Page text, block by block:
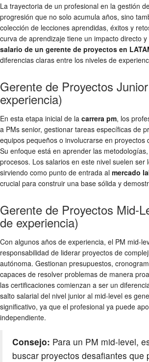
La trayectoria de un profesional en la gestión
progresión que no solo acumula años, sino
colección de lecciones aprendidas, éxitos y
curva de aprendizaje tiene un impacto directo
salario de un gerente de proyectos en
diferencias claras entre los niveles de
Gerente de Proyectos
experiencia)
En esta etapa inicial de la carrera pm, los
a PMs senior, gestionar tareas específicas de
equipos pequeños o involucrarse en proyectos
Su enfoque está en aprender las
procesos. Los salarios en este nivel suelen ser
sirviendo como punto de entrada al mercado
crucial para construir una base sólida y
Gerente de Proyectos Mid-
de experiencia)
Con algunos años de experiencia, el PM mid-
responsabilidad de liderar proyectos de
autónoma. Gestionan presupuestos,
capaces de resolver problemas de manera
las certificaciones comienzan a ser un
salto salarial del nivel junior al mid-level es
significativo, ya que el profesional ya puede
independiente.
Consejo: Para un PM mid-level,
buscar proyectos desafiantes que